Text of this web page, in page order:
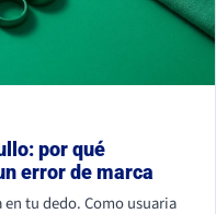
por qué
error de marca
tu dedo. Como usuaria